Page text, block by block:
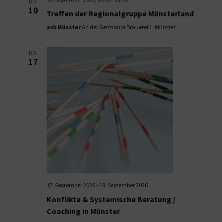
DO.
10 Treffen der Regionalgruppe Münsterland
asb MünsterAn der Germania Brauerei 1, Münster
DO.
17
17. September 2026- 19. September 2026
Konflikte & Systemische Beratung /
Coaching in Münster